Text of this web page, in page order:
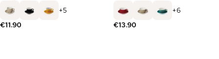
+5
€11.90
+6
€13.90